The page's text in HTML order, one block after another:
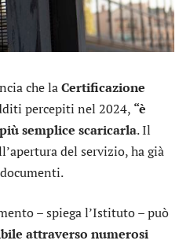
che laCertificazione
percepiti nel 2024, “è
semplice scaricarla. Il
del servizio, ha già
– spiega l’Istituto – può
attraverso numerosi